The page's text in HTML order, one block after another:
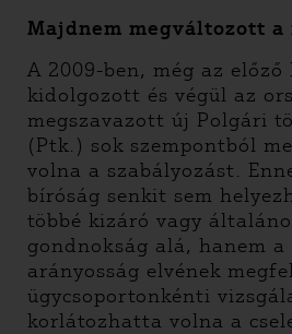
Majdnem megváltozott a
A 2009-ben, még az
kidolgozott és végül az
megszavazott új Polgári
(Ptk.) sok szempontból
volna a szabályozást.
bíróság senkit sem
többé kizáró vagy
gondnokság alá, hanem a
arányosság elvének
ügycsoportonkénti
korlátozhatta volna a